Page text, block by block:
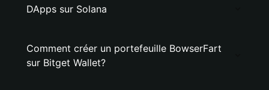
DApps sur Solana
Comment créer un portefeuille BowserFart
sur Bitget Wallet?